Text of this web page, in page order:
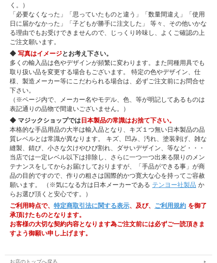
く。）
「必要なくなった」「思っていたものと違う」「数量間違え」「使用
日に届かなかった」「子どもが勝手に注文した」 等々、その他いかな
る理由でもお受けできませんので、じっくり吟味し、よくご確認の上
ご注文願います。
◆ 写真はイメージとお考え下さい。
多くの輸入品は色やデザインが頻繁に変わります。また同種用具でも
取り扱い品を変更する場合もございます。 特定の色やデザイン、仕
様、製造メーカー等にこだわられる場合は、必ずご注文前にお問合せ
下さい。
（※ページ内で、メーカー名やモデル、色、等が明記してあるものは
表記通りの品物で間違いございません。）
◆ マジックショップでは日本製品の常識はお捨て下さい。
本格的な手品用品の大半は輸入品となり、キズ１つ無い日本製品の品
質レベルとは常識が異なります。 キズ、凹み、汚れ、塗装剥げ、雑な
縫製、錆び、小さな欠けやひび割れ、ダサいデザイン、等など・・・
当店では一定レベル以下は排除し、さらに一つ一つ出来る限りのメン
テナンスをしてからお届けしておりますが、「手品ができる事」が商
品の目的ですので、作りの粗さは国際的かつ寛大な心を持ってご容赦
願います。 （※気になる方は日本メーカーである テンヨー社製品 か
らお選び頂くと安心です。）
ご利用時点で、 特定商取引法に関する表示、及び、 ご利用規約 を御了
承頂けたものとなります。
お客様の大切な契約内容となります為ご注文前には必ずご一読頂きま
すよう御願い申し上げます。
お店のトップへ戻る